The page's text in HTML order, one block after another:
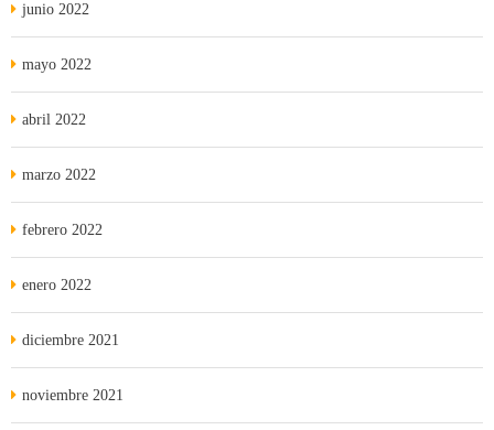
junio 2022
mayo 2022
abril 2022
marzo 2022
febrero 2022
enero 2022
diciembre 2021
noviembre 2021